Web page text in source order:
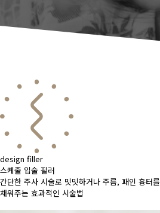
design filler
스케줄 입술 필러
간단한 주사 시술로 밋밋하거나 주름, 패인 흉터를
채워주는 효과적인 시술법